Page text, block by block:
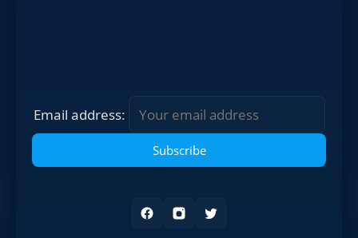
Email address: